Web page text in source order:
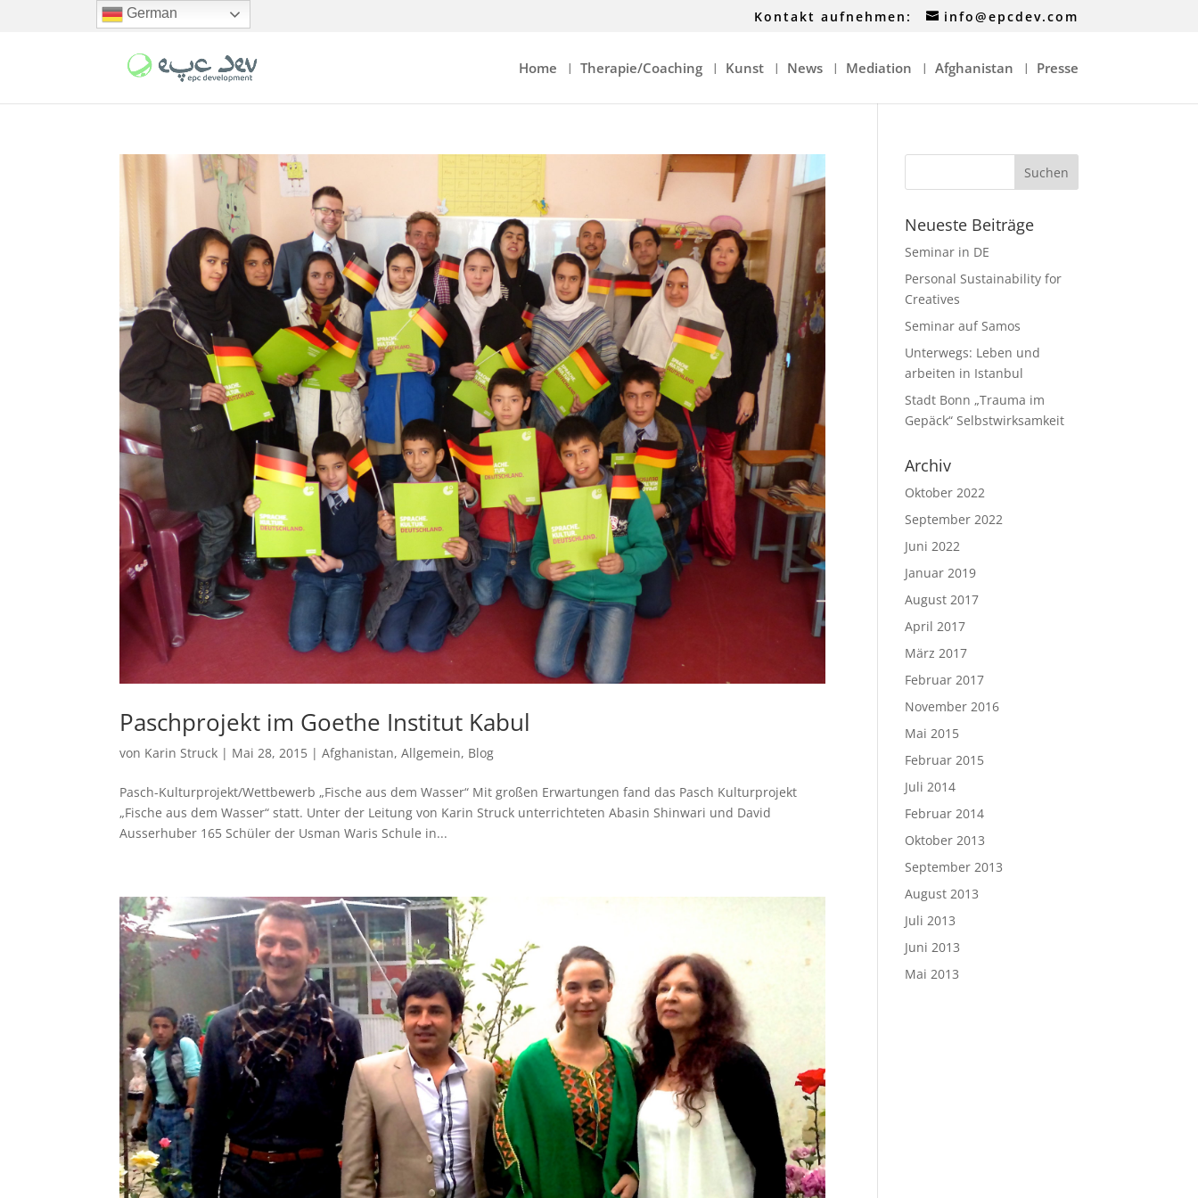
Kontakt aufnehmen: info@epcdev.com
Home Therapie/Coaching Kunst News Mediation Afghanistan Presse
Paschprojekt im Goethe Institut Kabul
von Karin Struck | Mai 28, 2015 |Afghanistan,Allgemein, Blog
Pasch-Kulturprojekt/Wettbewerb „Fische aus dem Wasser“ Mit großen Erwartungen fand das Pasch Kulturprojekt
„Fische aus dem Wasser“ statt. Unter der Leitung von Karin Struck unterrichteten Abasin Shinwari und David
Ausserhuber 165 Schüler der Usman Waris Schule in...
Neueste Beiträge
Seminar in DE
Personal Sustainability for
Creatives
Seminar auf Samos
Unterwegs: Leben und
arbeiten in Istanbul
Stadt Bonn „Trauma im
Gepäck“ Selbstwirksamkeit
Archiv
Oktober 2022
September 2022
Juni 2022
Januar 2019
August 2017
April 2017
März 2017
Februar 2017
November 2016
Mai 2015
Februar 2015
Juli 2014
Februar 2014
Oktober 2013
September 2013
August 2013
Juli 2013
Juni 2013
Mai 2013
German